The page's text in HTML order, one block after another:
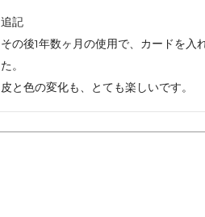
追記
その後1年数ヶ月の使用で、カードを
た。
皮と色の変化も、とても楽しいです。